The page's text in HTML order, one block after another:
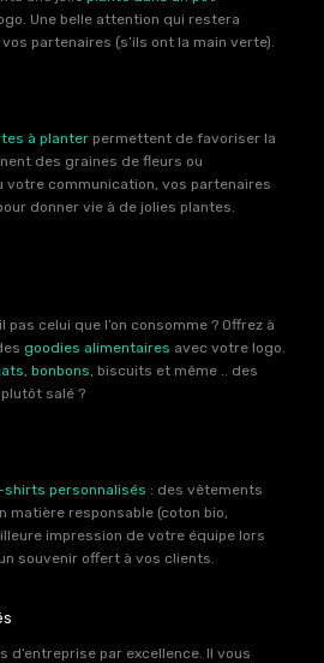
Une belle attention qui restera
partenaires (s’ils ont la main verte).
à planter permettent de favoriser la
des graines de fleurs ou
votre communication, vos partenaires
donner vie à de jolies plantes.
pas celui que l’on consomme ? Offrez à
goodies alimentaires avec votre logo.
, bonbons, biscuits et même .. des
salé ?
personnalisés : des vêtements
matière responsable (coton bio,
impression de votre équipe lors
souvenir offert à vos clients.
d’entreprise par excellence. Il vous